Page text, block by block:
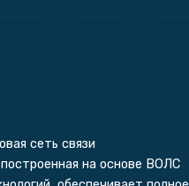
сеть связи
на основе ВОЛС